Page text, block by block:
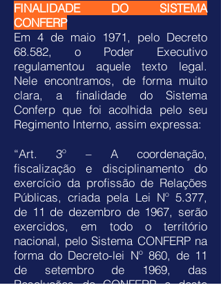
FINALIDADE DO SISTEMA
CONFERP
Em 4 de maio 1971, pelo Decreto
68.582, o Poder Executivo
regulamentou aquele texto legal.
Nele encontramos, de forma muito
clara, a finalidade do Sistema
Conferp que foi acolhida pelo seu
Regimento Interno, assim expressa:
“Art. 3º – A coordenação,
fiscalização e disciplinamento do
exercício da profissão de Relações
Públicas, criada pela Lei Nº 5.377,
de 11 de dezembro de 1967, serão
exercidos, em todo o território
nacional, pelo Sistema CONFERP na
forma do Decreto-lei Nº 860, de 11
de setembro de 1969, das
Resoluções do CONFERP e deste